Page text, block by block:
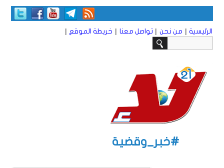
الرئيسية | من نحن | تواصل معنا | خريطة الموقع |
#خبر_وقضية